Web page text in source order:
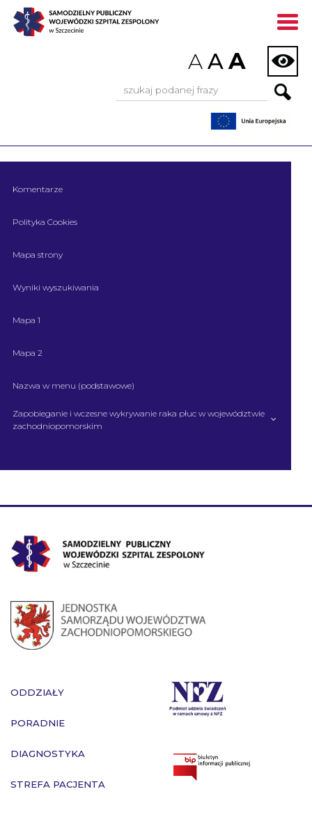
AAA
Wyszukiwarka:
Komentarze
Polityka Cookies
Mapa strony
Wyniki wyszukiwania
Mapa 1
Mapa 2
Nazwa w menu (podstawowe)
Zapobieganie i wczesne wykrywanie raka płuc w województwie
zachodniopomorskim
ODDZIAŁY
PORADNIE
DIAGNOSTYKA
STREFA PACJENTA